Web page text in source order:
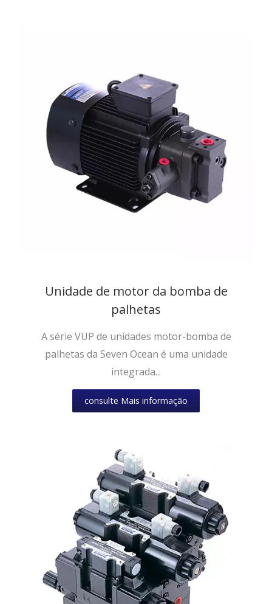
Unidade de motor da bomba de
palhetas
A série VUP de unidades motor-bomba de
palhetas da Seven Ocean é uma unidade
integrada...
consulte Mais informação